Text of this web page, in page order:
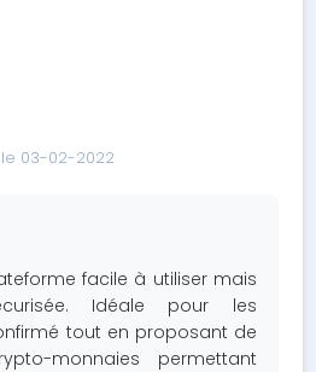
03-02-2022
facile à utiliser mais
Idéale pour les
tout en proposant de
monnaies permettant